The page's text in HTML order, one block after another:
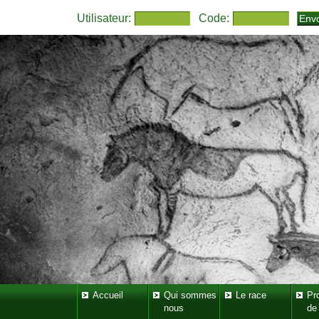
Utilisateur: Code:
Accueil
Qui sommes
nous
Le race